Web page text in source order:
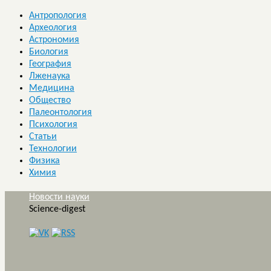
Антропология
Археология
Астрономия
Биология
География
Лженаука
Медицина
Общество
Палеонтология
Психология
Статьи
Технологии
Физика
Химия
Новости науки
Science-digest